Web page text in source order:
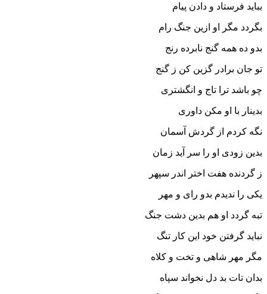
بباید فرستاد و دادن پیام
بگردد مگر او ازین جنگ رام‏
بدو ده همه گنج نابرده رنج
تو جان برادر گزین کن ز گنج‏
چو باشد ترا تاج و انگشترى
بدینار با او مکن داورى‏
نگه کردم از گردش آسمان
بدین زودى او را سر آید زمان‏
ز گردنده هفت اختر اندر سپهر
یکى را ندیدم بدو راى و مهر
تبه گردد او هم بدین دشت جنگ
نباید گرفتن خود این کار تنگ‏
مگر مهر شاهى و تخت و کلاه
بدان تات بد دل نخواند سپاه‏